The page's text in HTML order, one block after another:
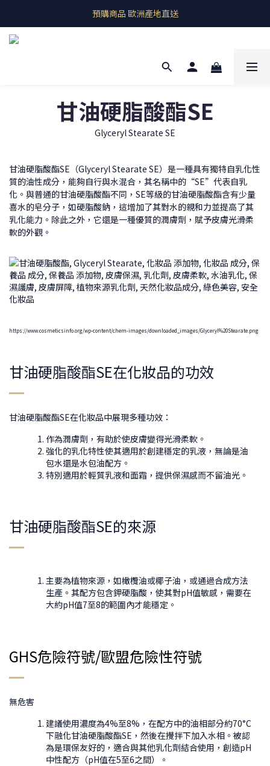
即期良品上架  最新優惠快帶回家
預購商品 歐洲產地直送
甘油硬脂酸酯SE
Glyceryl Stearate SE
甘油硬脂酸酯SE（Glyceryl Stearate SE）是一種具有獨特自乳化性
質的油性成分，能夠自行與水混合，其名稱中的“SE”代表自乳
化。與普通的甘油硬脂酸酯不同，SE等級的甘油硬脂酸酯含有少量
喜水的皂分子，如硬脂酸鈉，這增加了其對水的親和力並提高了其
乳化能力。除此之外，它還是一種優質的潤膚劑，賦予皮膚光滑柔
軟的外觀。
https://www.cosmeticsinfo.org/wp-content/chem-images/downloaded_images/Glyceryl%20Stearate.png
甘油硬脂酸酯SE在化妝品的功效
甘油硬脂酸酯SE在化妝品中展現多種功效：
作為潤膚劑，有助於使皮膚變得光滑柔軟。
強化的乳化特性使其適用於創建穩定的乳液，無論是油
包水還是水包油配方。
特別適用於輕質乳液和面霜，提供保濕感而不留油光。
甘油硬脂酸酯SE的來源
主要為植物來源，如橄欖油或椰子油，或通過合成方法
生產。其配方包含鉀硬脂酸，使其對pH值敏感，需要在
大約pH值7至8的範圍內才能穩定。
GHS危險符號/歐盟危險性符號
無危害
建議使用濃度為4%至8%，在配方中的油相部分約70°C
下融化甘油硬脂酸酯SE，然後在攪拌下加入水相。被認
為是環保友好的，適合與其他乳化劑結合使用，創造pH
中性配方（pH值在5至6之間）。